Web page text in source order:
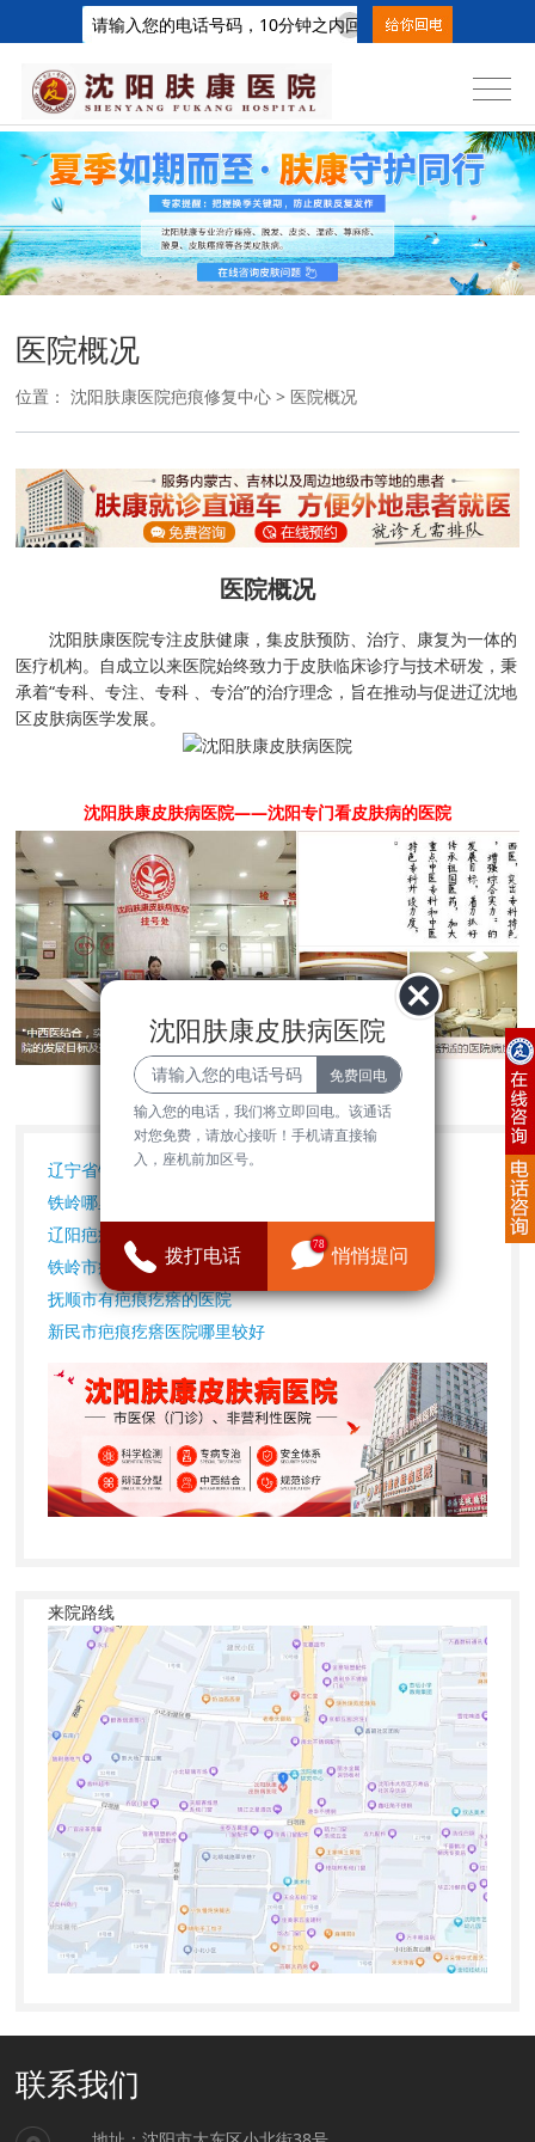
医院概况
位置：沈阳肤康医院疤痕修复中心 > 医院概况
医院概况
沈阳肤康医院专注皮肤健康，集皮肤预防、治疗、康复为一体的
医疗机构。自成立以来医院始终致力于皮肤临床诊疗与技术研发，秉
承着“专科、专注、专科 、专治”的治疗理念，旨在推动与促进辽沈地
区皮肤病医学发展。
沈阳肤康皮肤病医院——沈阳专门看皮肤病的医院
辽宁省铁岭县疤痕修复专科哪家医
铁岭哪里治疗疤痕修复好
辽阳疤痕疙瘩哪个好
铁岭市疤痕医院地址
抚顺市有疤痕疙瘩的医院
新民市疤痕疙瘩医院哪里较好
来院路线
联系我们
沈阳肤康皮肤病医院
输入您的电话，我们将立即回电。该通话
对您免费，请放心接听！手机请直接输
入，座机前加区号。
拨打电话
78
悄悄提问